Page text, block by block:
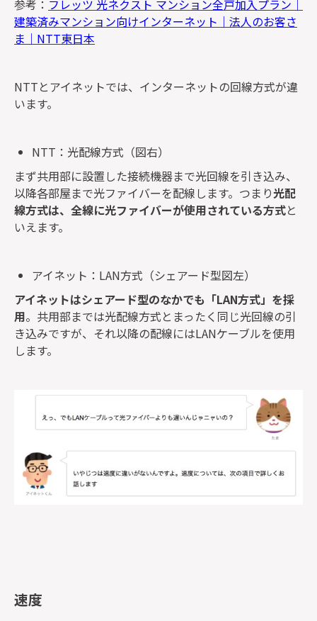
参考： フレッツ 光ネクスト マンション全戸加入プラン｜
建築済みマンション向けインターネット｜法人のお客さ
ま｜NTT東日本
NTTとアイネットでは、インターネットの回線方式が違
います。
NTT：光配線方式（図右）
まず共用部に設置した接続機器まで光回線を引き込み、
以降各部屋まで光ファイバーを配線します。つまり光配
線方式は、全線に光ファイバーが使用されている方式と
いえます。
アイネット：LAN方式（シェアード型図左）
アイネットはシェアード型のなかでも「LAN方式」を採
用。共用部までは光配線方式とまったく同じ光回線の引
き込みですが、それ以降の配線にはLANケーブルを使用
します。
速度